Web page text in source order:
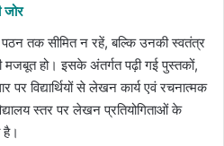
जोर
पठन तक सीमित न रहें, बल्कि उनकी स्वतंत्र
हो। इसके अंतर्गत पढ़ी गई पुस्तकों,
विद्यार्थियों से लेखन कार्य एवं रचनात्मक
स्तर पर लेखन प्रतियोगिताओं के
है।